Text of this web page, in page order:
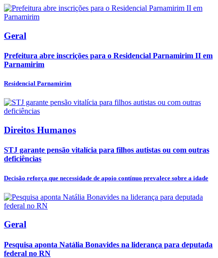
Geral
Prefeitura abre inscrições para o Residencial Parnamirim II em
Parnamirim
Residencial Parnamirim
Direitos Humanos
STJ garante pensão vitalícia para filhos autistas ou com outras
deficiências
Decisão reforça que necessidade de apoio contínuo prevalece sobre a idade
Geral
Pesquisa aponta Natália Bonavides na liderança para deputada
federal no RN